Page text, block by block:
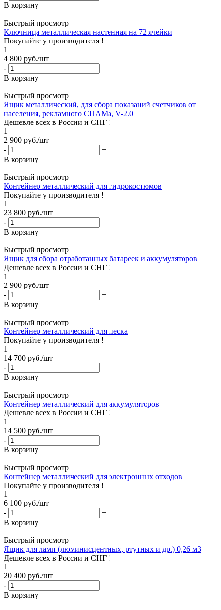
В корзину
Быстрый просмотр
Ключница металлическая настенная на 72 ячейки
Покупайте у производителя !
1
4 800 руб./шт
-
+
В корзину
Быстрый просмотр
Ящик металлический, для сбора показаний счетчиков от
населения, рекламного СПАМа, V-2.0
Дешевле всех в России и СНГ !
1
2 900 руб./шт
-
+
В корзину
Быстрый просмотр
Контейнер металлический для гидрокостюмов
Покупайте у производителя !
1
23 800 руб./шт
-
+
В корзину
Быстрый просмотр
Ящик для сбора отработанных батареек и аккумуляторов
Дешевле всех в России и СНГ !
1
2 900 руб./шт
-
+
В корзину
Быстрый просмотр
Контейнер металлический для песка
Покупайте у производителя !
1
14 700 руб./шт
-
+
В корзину
Быстрый просмотр
Контейнер металлический для аккумуляторов
Дешевле всех в России и СНГ !
1
14 500 руб./шт
-
+
В корзину
Быстрый просмотр
Контейнер металлический для электронных отходов
Покупайте у производителя !
1
6 100 руб./шт
-
+
В корзину
Быстрый просмотр
Ящик для ламп (люминисцентных, ртутных и др.) 0,26 м3
Дешевле всех в России и СНГ !
1
20 400 руб./шт
-
+
В корзину